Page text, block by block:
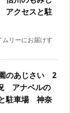
アクセスと駐
リーにお届けす
園のあじさい 2
アナベルの
駐車場 神奈